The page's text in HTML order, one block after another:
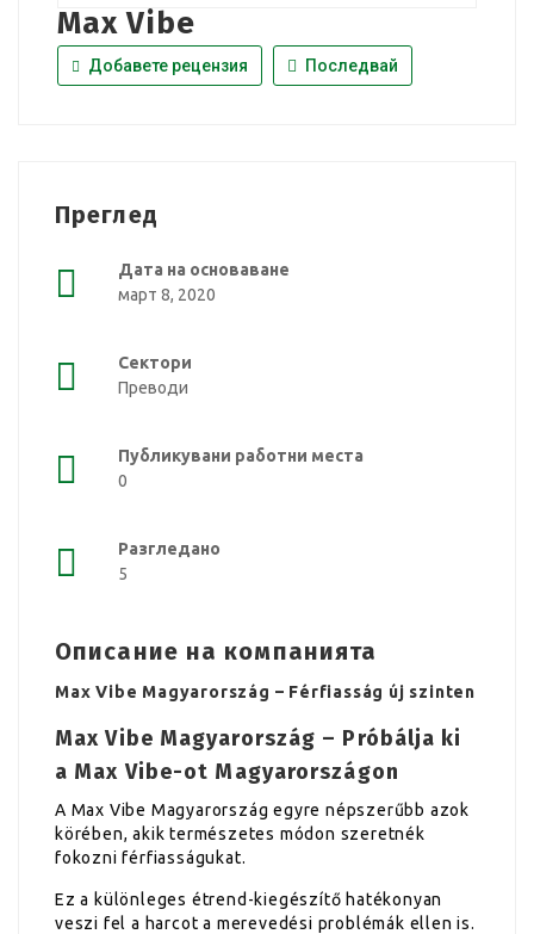
Max Vibe
Добавете рецензия Последвай
Преглед
Дата на основаване
март 8, 2020
Сектори
Преводи
Публикувани работни места
0
Разгледано
5
Описание на компанията
Max Vibe Magyarország – Férfiasság új szinten
Max Vibe Magyarország – Próbálja ki
a Max Vibe-ot Magyarországon
A Max Vibe Magyarország egyre népszerűbb azok
körében, akik természetes módon szeretnék
fokozni férfiasságukat.
Ez a különleges étrend-kiegészítő hatékonyan
veszi fel a harcot a merevedési problémák ellen is.